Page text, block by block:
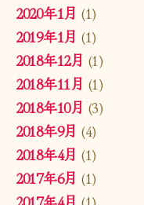
2020年1月 (1)
2019年1月 (1)
2018年12月 (1)
2018年11月 (1)
2018年10月 (3)
2018年9月 (4)
2018年4月 (1)
2017年6月 (1)